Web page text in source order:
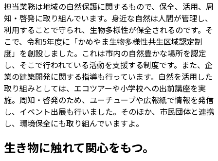
担当業務は地域の自然保護に関するもので、保全、活用、周
知・啓発に取り組んでいます。身近な自然は人間が管理し、
利用することで守られ、生物多様性が保全されるのです。そ
こで、令和5年度に「かめやま生物多様性共生区域認定制
度」を創設しました。これは市内の自然豊かな場所を認定
し、そこで行われている活動を支援する制度です。また、企
業の建築開発に関する指導も行っています。自然を活用した
取り組みとしては、エコツアーや小学校への出前講座を実
施。周知・啓発のため、ユーチューブや広報紙で情報を発信
し、イベント出展も行いました。そのほか、市民団体と連携
し、環境保全にも取り組んでいますよ。
生き物に触れて関心をもつ。